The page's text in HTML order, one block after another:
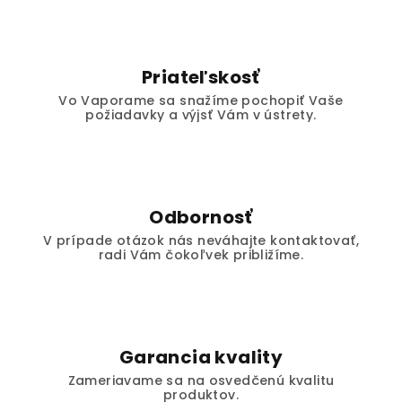
Priateľskosť
Vo Vaporame sa snažíme pochopiť Vaše
požiadavky a výjsť Vám v ústrety.
Odbornosť
V prípade otázok nás neváhajte kontaktovať,
radi Vám čokoľvek približíme.
Garancia kvality
Zameriavame sa na osvedčenú kvalitu
produktov.